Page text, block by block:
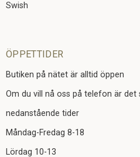
Swish
ÖPPETTIDER
Butiken på nätet är alltid öppen
Om du vill nå oss på telefon är det
nedanstående tider
Måndag-Fredag 8-18
Lördag 10-13